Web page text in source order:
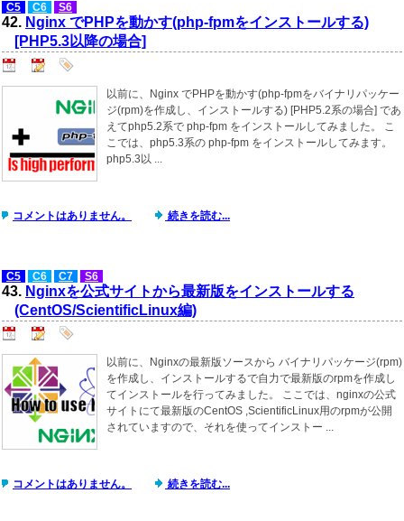
C5 C6 S6
42. Nginx でPHPを動かす(php-fpmをインストールする)
[PHP5.3以降の場合]
以前に、Nginx でPHPを動かす(php-fpmをバイナリパッケー
ジ(rpm)を作成し、インストールする) [PHP5.2系の場合] であ
えてphp5.2系で php-fpm をインストールしてみました。 こ
こでは、php5.3系の php-fpm をインストールしてみます。
php5.3以 ...
コメントはありません。 続きを読む...
C5 C6 C7 S6
43. Nginxを公式サイトから最新版をインストールする
(CentOS/ScientificLinux編)
以前に、Nginxの最新版ソースから バイナリパッケージ(rpm)
を作成し、インストールするで自力で最新版のrpmを作成し
てインストールを行ってみました。 ここでは、nginxの公式
サイトにて最新版のCentOS ,ScientificLinux用のrpmが公開
されていますので、それを使ってインストー ...
コメントはありません。 続きを読む...